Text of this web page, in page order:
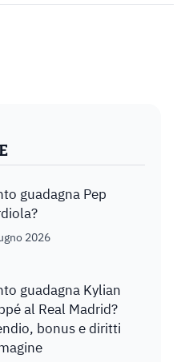
guadagna Pep
2026
guadagna Kylian
al Real Madrid?
bonus e diritti